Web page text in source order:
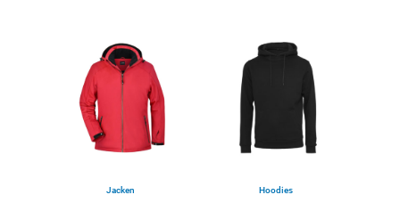
Jacken Hoodies